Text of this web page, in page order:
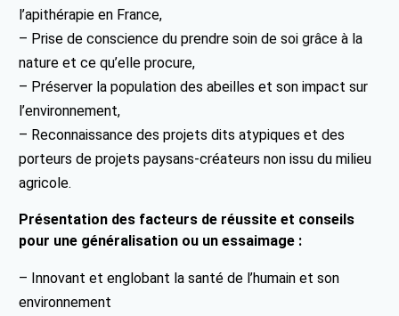
l’apithérapie en France,
– Prise de conscience du prendre soin de soi grâce à la
nature et ce qu’elle procure,
– Préserver la population des abeilles et son impact sur
l’environnement,
– Reconnaissance des projets dits atypiques et des
porteurs de projets paysans-créateurs non issu du milieu
agricole.
Présentation des facteurs de réussite et conseils
pour une généralisation ou un essaimage :
– Innovant et englobant la santé de l’humain et son
environnement